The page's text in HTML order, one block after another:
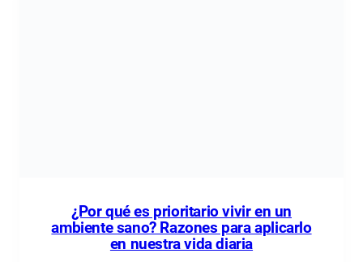
¿Por qué es prioritario vivir en un
ambiente sano? Razones para aplicarlo
en nuestra vida diaria